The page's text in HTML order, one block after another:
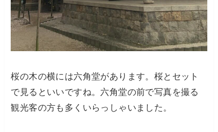
桜の木の横には六角堂があります。桜とセット
で見るといいですね。六角堂の前で写真を撮る
観光客の方も多くいらっしゃいました。